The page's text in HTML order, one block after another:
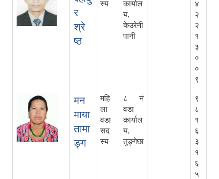
र
श्रे
ष्ठ
स्य
कार्याल
य,
केउरेनी
पानी
४
२
२
१
३
०
०
९
मन
माया
तामा
ङ्ग
महि
ला
वडा
सद
स्य
८ नं
वडा
कार्याल
य,
तुङ्गेछा
९
८
१
६
३
१
६
५